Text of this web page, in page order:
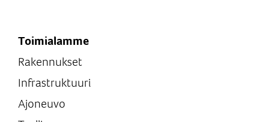
Toimialamme
Rakennukset
Infrastruktuuri
Ajoneuvo